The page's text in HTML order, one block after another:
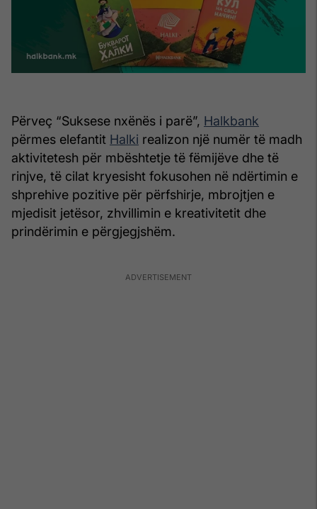
Përveç “Suksese nxënës i parë”, Halkbank
përmes elefantit Halki realizon një numër të madh
aktivitetesh për mbështetje të fëmijëve dhe të
rinjve, të cilat kryesisht fokusohen në ndërtimin e
shprehive pozitive për përfshirje, mbrojtjen e
mjedisit jetësor, zhvillimin e kreativitetit dhe
prindërimin e përgjegjshëm.